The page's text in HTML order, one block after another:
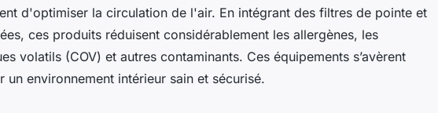
d'optimiser la circulation de l'air. En intégrant des filtres de pointe et
ces produits réduisent considérablement les allergènes, les
volatils (COV) et autres contaminants. Ces équipements s’avèrent
un environnement intérieur sain et sécurisé.